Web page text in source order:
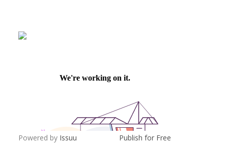
Powered by Issuu Publish for Free